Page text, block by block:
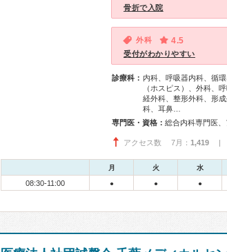
骨折で入院
外科 4.5
受付がわかりやすい
診療科： 内科、呼吸器内科、循
（ホスピス）、外科、
経外科、整形外科、形
科、耳鼻…
専門医・資格：
アクセス数 7月： 1,419 | 6
月 火 水
08:30-11:00 ● ● ●